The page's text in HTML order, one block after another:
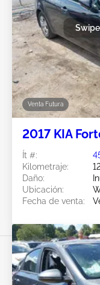
Venta Futura
2017 KIA
Ít #:
Kilometraje:
Daño:
Ubicación:
Fecha de venta: